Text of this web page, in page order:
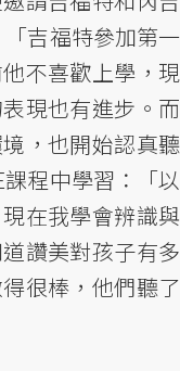
吉福特參加第一
不喜歡上學，現
現也有進步。而
，也開始認真聽
程中學習：「以
在我學會辨識與
讚美對孩子有多
很棒，他們聽了